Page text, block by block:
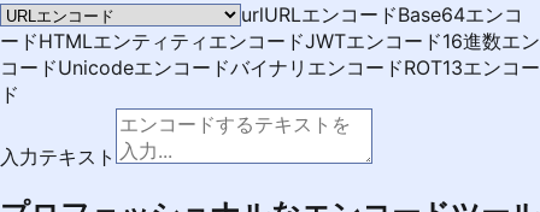
urlURLエンコードBase64エンコ
ードHTMLエンティティエンコードJWTエンコード16進数エン
コードUnicodeエンコードバイナリエンコードROT13エンコー
ド
入力テキスト